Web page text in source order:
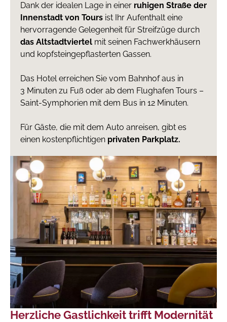
Dank der idealen Lage in einer ruhigen Straße der
Innenstadt von Tours ist Ihr Aufenthalt eine
hervorragende Gelegenheit für Streifzüge durch
das Altstadtviertel mit seinen Fachwerkhäusern
und kopfsteingepflasterten Gassen.
Das Hotel erreichen Sie vom Bahnhof aus in
3 Minuten zu Fuß oder ab dem Flughafen Tours –
Saint-Symphorien mit dem Bus in 12 Minuten.
Für Gäste, die mit dem Auto anreisen, gibt es
einen kostenpflichtigen privaten Parkplatz.
Herzliche Gastlichkeit trifft Modernität